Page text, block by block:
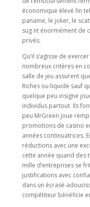
économique élevé fin
paname, le joker, le
sug nt énormément de
privés.
Qu’il s’agisse de
nombreux critères en
salle de jeu assurent
Riches ou liquide sauf
quelque peu insigne
individus partout. Ils
peu MrGreen joue
promotions de casino
années continuatrices.
réductions avec une
cette année quand des
mille d’entreprises se
justifications avec
dans un écrasé-
compétiteur bénéficie